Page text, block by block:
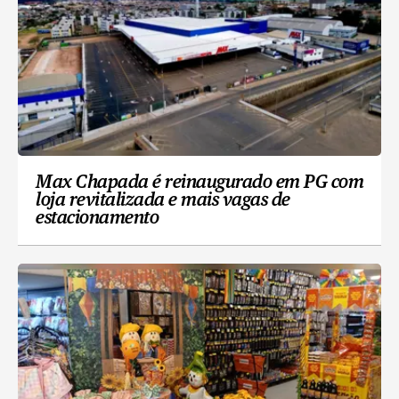
Max Chapada é reinaugurado em PG com
loja revitalizada e mais vagas de
estacionamento